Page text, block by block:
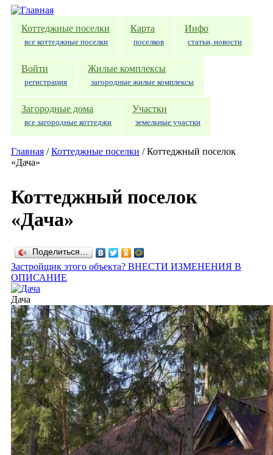
Перейти к основному содержанию
Коттеджные поселки
все коттеджные поселки
Карта
поселков
Инфо
статьи, новости
Войти
регистрация
Жилые комплексы
загородные жилые комплексы
Загородные дома
все загородные коттеджи
Участки
земельные участки
Главная / Коттеджные поселки /Коттеджный поселок
«Дача»
Коттеджный поселок
«Дача»
Поделиться…
Застройщик этого объекта? ВНЕСТИ ИЗМЕНЕНИЯ В
ОПИСАНИЕ
Дача